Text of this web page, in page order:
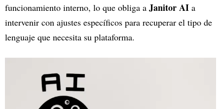
funcionamiento interno, lo que obliga a Janitor AI a
intervenir con ajustes específicos para recuperar el tipo de
lenguaje que necesita su plataforma.